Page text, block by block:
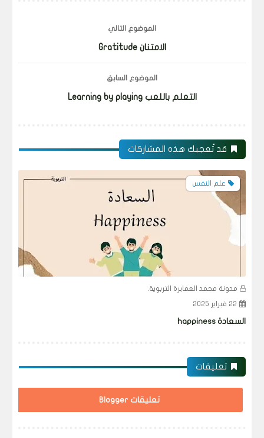
الموضوع التالي
الامتنان Gratitude
الموضوع السابق
التعلم باللعب Learning by playing
قد تُعجبك هذه المشاركات
علم النفس
مدونة محمد العمايرة التربوية.
22 فبراير 2025
السعادة happiness
تعليقات
تعليقات Blogger